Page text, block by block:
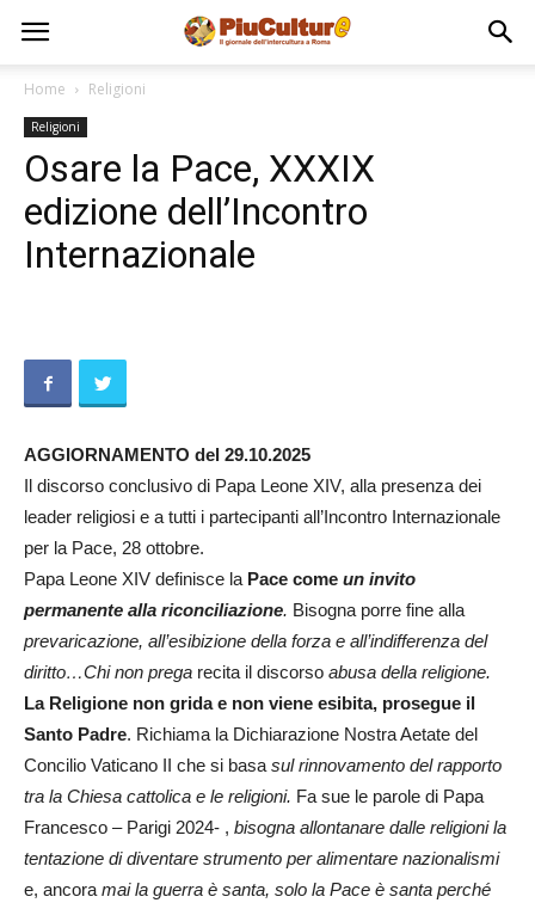
Home Religioni
Religioni
Osare la Pace, XXXIX
edizione dell’Incontro
Internazionale
AGGIORNAMENTO del 29.10.2025
Il discorso conclusivo di Papa Leone XIV, alla presenza dei
leader religiosi e a tutti i partecipanti all’Incontro Internazionale
per la Pace, 28 ottobre.
Papa Leone XIV definisce la Pace come un invito
permanente alla riconciliazione. Bisogna porre fine alla
prevaricazione, all’esibizione della forza e all’indifferenza del
diritto…Chi non prega recita il discorso abusa della religione.
La Religione non grida e non viene esibita, prosegue il
Santo Padre. Richiama la Dichiarazione Nostra Aetate del
Concilio Vaticano II che si basa sul rinnovamento del rapporto
tra la Chiesa cattolica e le religioni. Fa sue le parole di Papa
Francesco – Parigi 2024- , bisogna allontanare dalle religioni la
tentazione di diventare strumento per alimentare nazionalismi
e, ancora mai la guerra è santa, solo la Pace è santa perché